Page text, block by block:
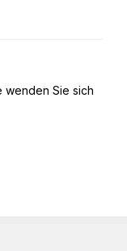
wenden Sie sich